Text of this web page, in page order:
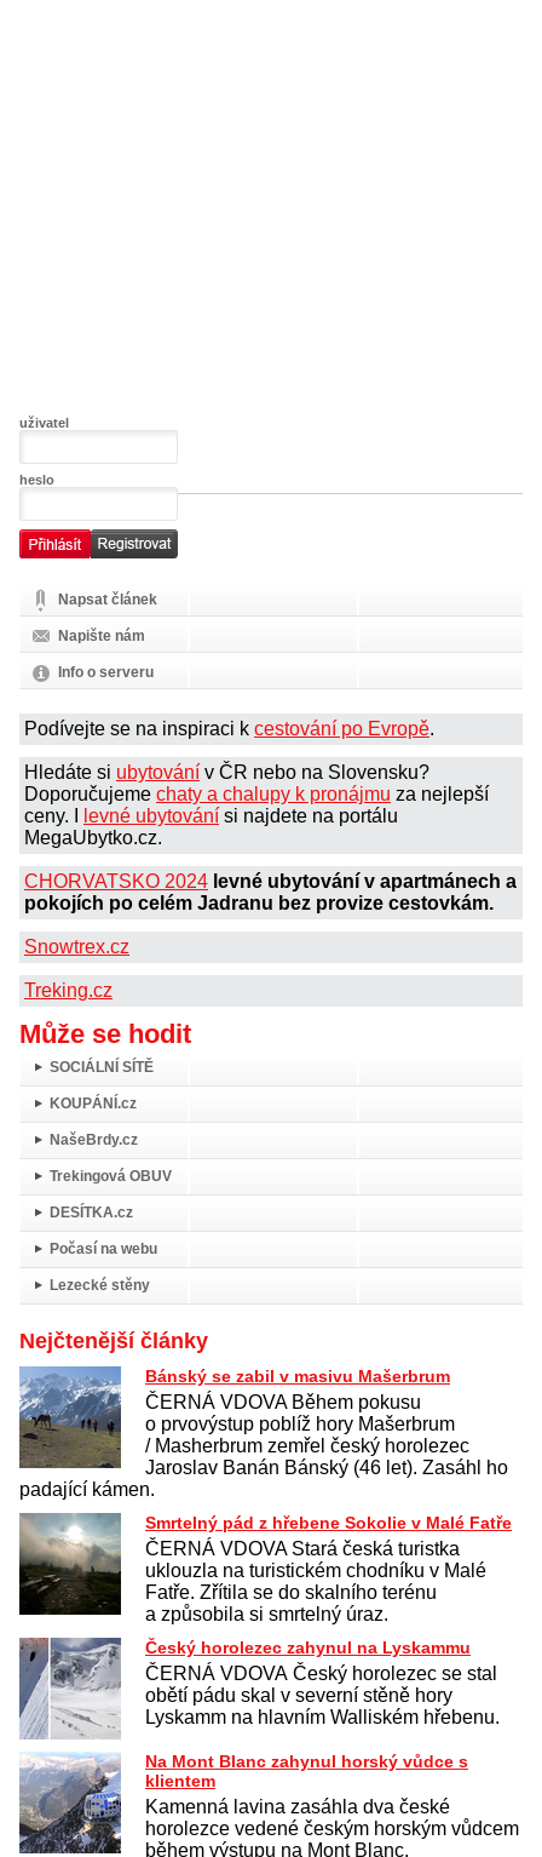
uživatel
heslo
Napsat článek
Napište nám
Info o serveru
Podívejte se na inspiraci k cestování po Evropě.
Hledáte si ubytování v ČR nebo na Slovensku?
Doporučujeme chaty a chalupy k pronájmu za nejlepší
ceny. I
levné ubytování si najdete na portálu
MegaUbytko.cz.
CHORVATSKO 2024 levné ubytování v apartmánech a
pokojích po celém Jadranu bez provize cestovkám.
Snowtrex.cz
Treking.cz
Může se hodit
SOCIÁLNÍ SÍTĚ
KOUPÁNÍ.cz
NašeBrdy.cz
Trekingová OBUV
DESÍTKA.cz
Počasí na webu
Lezecké stěny
Nejčtenější články
Bánský se zabil v masivu Mašerbrum
ČERNÁ VDOVA Během pokusu
o prvovýstup poblíž hory Mašerbrum
/ Masherbrum zemřel český horolezec
Jaroslav Banán Bánský (46 let). Zasáhl ho
padající kámen.
Smrtelný pád z hřebene Sokolie v Malé Fatře
ČERNÁ VDOVA Stará česká turistka
uklouzla na turistickém chodníku v Malé
Fatře. Zřítila se do skalního terénu
a způsobila si smrtelný úraz.
Český horolezec zahynul na Lyskammu
ČERNÁ VDOVA Český horolezec se stal
obětí pádu skal v severní stěně hory
Lyskamm na hlavním Walliském hřebenu.
Na Mont Blanc zahynul horský vůdce s
klientem
Kamenná lavina zasáhla dva české
horolezce vedené českým horským vůdcem
během výstupu na Mont Blanc.